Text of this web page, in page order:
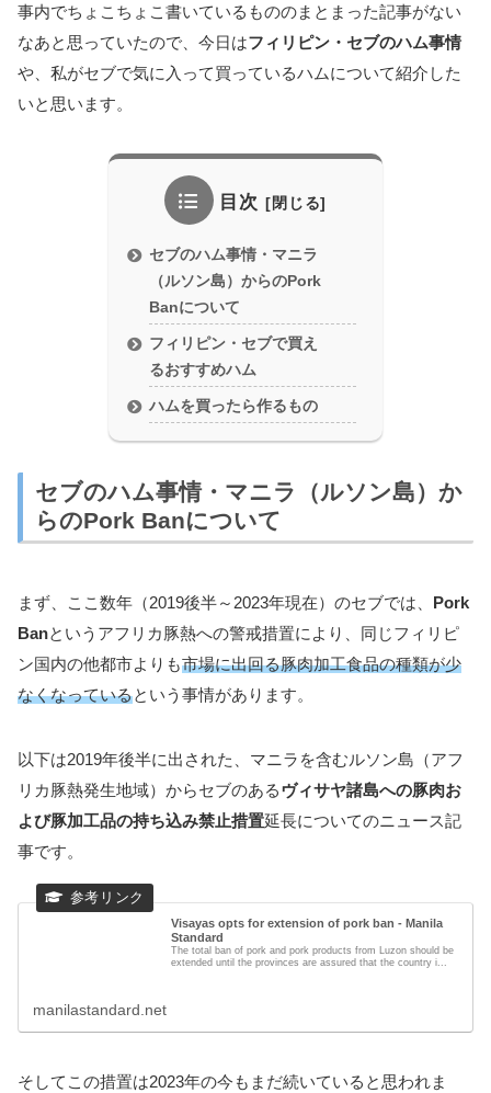
事内でちょこちょこ書いているもののまとまった記事がない
なあと思っていたので、今日はフィリピン・セブのハム事情
や、私がセブで気に入って買っているハムについて紹介した
いと思います。
目次
セブのハム事情・マニラ
（ルソン島）からのPork
Banについて
フィリピン・セブで買え
るおすすめハム
ハムを買ったら作るもの
セブのハム事情・マニラ（ルソン島）か
らのPork Banについて
まず、ここ数年（2019後半～2023年現在）のセブでは、 Pork
Banというアフリカ豚熱への警戒措置により、同じフィリピ
ン国内の他都市よりも市場に出回る豚肉加工食品の種類が少
なくなっているという事情があります。
以下は2019年後半に出された、マニラを含むルソン島（アフ
リカ豚熱発生地域）からセブのあるヴィサヤ諸島への豚肉お
よび豚加工品の持ち込み禁止措置延長についてのニュース記
事です。
Visayas opts for extension of pork ban - Manila
Standard
The total ban of pork and pork products from Luzon should be
extended until the provinces are assured that the country i...
manilastandard.net
そしてこの措置は2023年の今もまだ続いていると思われま